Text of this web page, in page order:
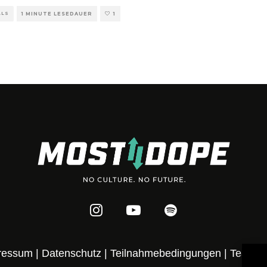
1 MINUTE LESEDAUER 1
Datenschutz| Teilnahmebedingungen Team